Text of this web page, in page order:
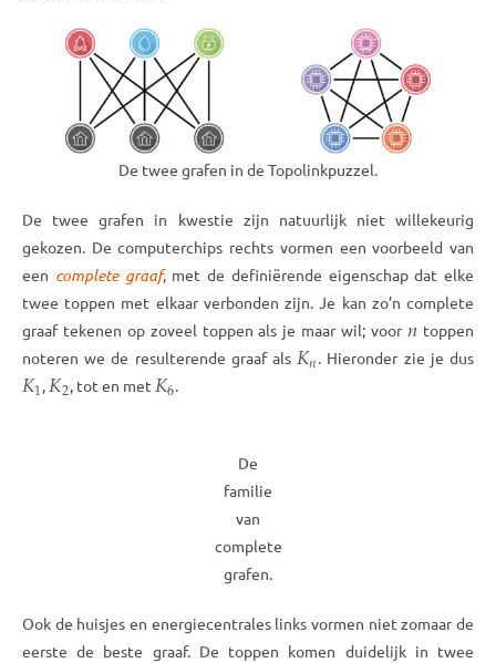
De twee grafen in de Topolinkpuzzel.
De twee grafen in kwestie zijn natuurlijk niet willekeurig
gekozen. De computerchips rechts vormen een voorbeeld van
een complete graaf, met de definiërende eigenschap dat elke
twee toppen met elkaar verbonden zijn. Je kan zo’n complete
graaf tekenen op zoveel toppen als je maar wil; voor 𝑛 toppen
noteren we de resulterende graaf als 𝐾𝑛. Hieronder zie je dus
𝐾1,𝐾2, tot en met 𝐾6.
De
familie
van
complete
grafen.
Ook de huisjes en energiecentrales links vormen niet zomaar de
eerste de beste graaf. De toppen komen duidelijk in twee